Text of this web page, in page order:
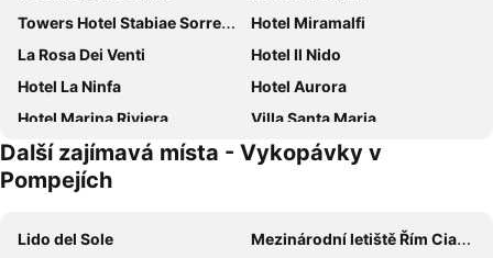
Towers Hotel Stabiae Sorrento Coast
Hotel Miramalfi
La Rosa Dei Venti
Hotel Il Nido
Hotel La Ninfa
Hotel Aurora
Hotel Marina Riviera
Villa Santa Maria
Grand Hotel Excelsior
Villa Iazzetta
Hotel Mega Mare
Hotel Bristol
Hotel Baia Di Puolo
Další zajímavá místa - Vykopávky v
Pompejích
Lido del Sole
Mezinárodní letiště Řím Ciampino